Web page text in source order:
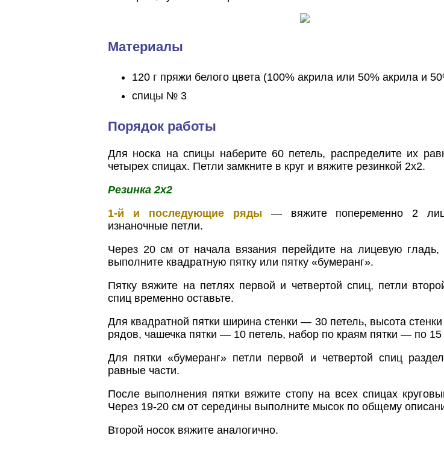
Материалы
120 г пряжи белого цвета (100% акрила или 50% акрила и
спицы № 3
Порядок работы
Для носка на спицы наберите 60 петель, распределите их
четырех спицах. Петли замкните в круг и вяжите резинкой 2x2.
Резинка 2x2
1-й и последующие ряды— вяжите попеременно 2
изнаночные петли.
Через 20 см от начала вязания перейдите на лицевую
выполните квадратную пятку или пятку «бумеранг».
Пятку вяжите на петлях первой и четвертой спиц, петли
спиц временно оставьте.
Для квадратной пятки ширина стенки — 30 петель, высота
рядов, чашечка пятки — 10 петель, набор по краям пятки — по 15
Для пятки «бумеранг» петли первой и четвертой спиц
равные части.
После выполнения пятки вяжите стопу на всех спицах
Через 19-20 см от середины выполните мысок по общему
Второй носок вяжите аналогично.